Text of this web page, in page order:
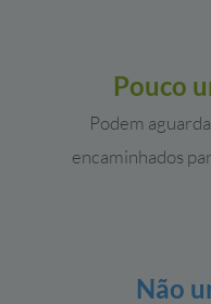
Pouco
Podem
encaminhados
Não